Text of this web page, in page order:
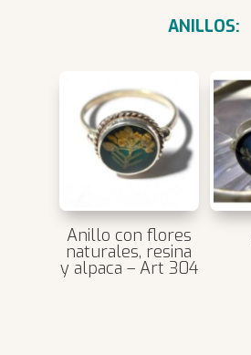
ANILLOS:
Anillo con flores
naturales, resina
y alpaca – Art 304